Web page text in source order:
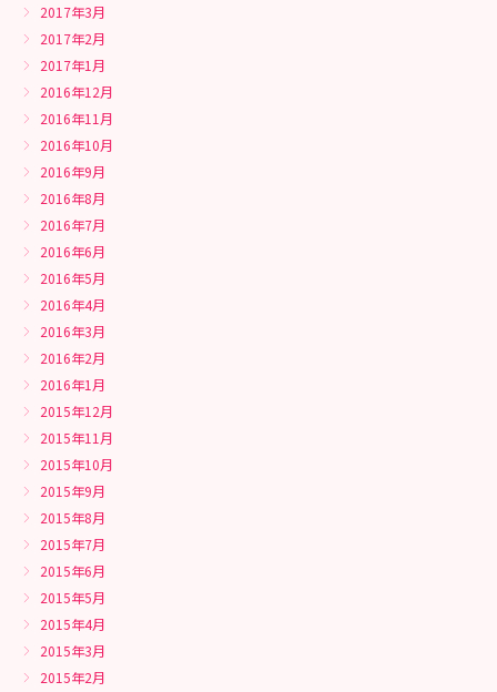
2017年3月
2017年2月
2017年1月
2016年12月
2016年11月
2016年10月
2016年9月
2016年8月
2016年7月
2016年6月
2016年5月
2016年4月
2016年3月
2016年2月
2016年1月
2015年12月
2015年11月
2015年10月
2015年9月
2015年8月
2015年7月
2015年6月
2015年5月
2015年4月
2015年3月
2015年2月